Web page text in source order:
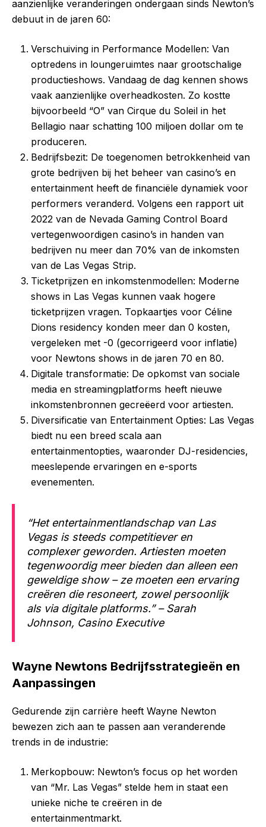
aanzienlijke veranderingen ondergaan sinds Newton’s
debuut in de jaren 60:
Verschuiving in Performance Modellen: Van
optredens in loungeruimtes naar grootschalige
productieshows. Vandaag de dag kennen shows
vaak aanzienlijke overheadkosten. Zo kostte
bijvoorbeeld “O” van Cirque du Soleil in het
Bellagio naar schatting 100 miljoen dollar om te
produceren.
Bedrijfsbezit: De toegenomen betrokkenheid van
grote bedrijven bij het beheer van casino’s en
entertainment heeft de financiële dynamiek voor
performers veranderd. Volgens een rapport uit
2022 van de Nevada Gaming Control Board
vertegenwoordigen casino’s in handen van
bedrijven nu meer dan 70% van de inkomsten
van de Las Vegas Strip.
Ticketprijzen en inkomstenmodellen: Moderne
shows in Las Vegas kunnen vaak hogere
ticketprijzen vragen. Topkaartjes voor Céline
Dions residency konden meer dan 0 kosten,
vergeleken met -0 (gecorrigeerd voor inflatie)
voor Newtons shows in de jaren 70 en 80.
Digitale transformatie: De opkomst van sociale
media en streamingplatforms heeft nieuwe
inkomstenbronnen gecreëerd voor artiesten.
Diversificatie van Entertainment Opties: Las Vegas
biedt nu een breed scala aan
entertainmentopties, waaronder DJ-residencies,
meeslepende ervaringen en e-sports
evenementen.
“Het entertainmentlandschap van Las
Vegas is steeds competitiever en
complexer geworden. Artiesten moeten
tegenwoordig meer bieden dan alleen een
geweldige show – ze moeten een ervaring
creëren die resoneert, zowel persoonlijk
als via digitale platforms.” – Sarah
Johnson, Casino Executive
Wayne Newtons Bedrijfsstrategieën en
Aanpassingen
Gedurende zijn carrière heeft Wayne Newton
bewezen zich aan te passen aan veranderende
trends in de industrie:
Merkopbouw: Newton’s focus op het worden
van “Mr. Las Vegas” stelde hem in staat een
unieke niche te creëren in de
entertainmentmarkt.